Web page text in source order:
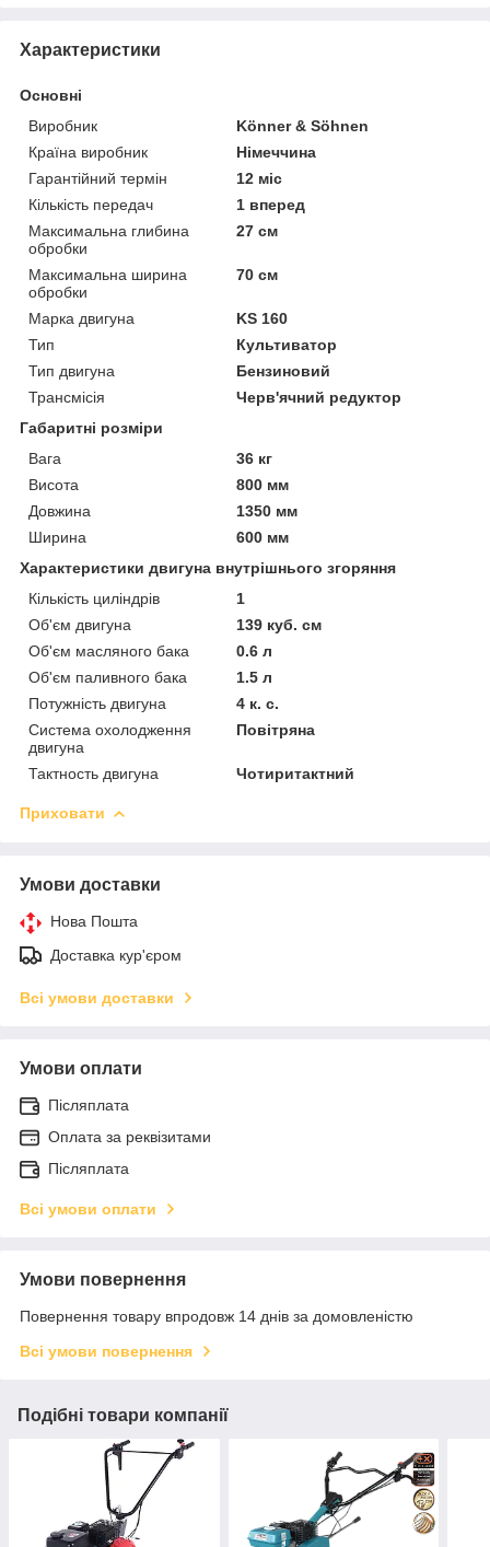
Характеристики
Основні
Виробник
Könner & Söhnen
Країна виробник
Німеччина
Гарантійний термін
12 міс
Кількість передач
1 вперед
Максимальна глибина
обробки
27 см
Максимальна ширина
обробки
70 см
Марка двигуна
KS 160
Тип
Культиватор
Тип двигуна
Бензиновий
Трансмісія
Черв'ячний редуктор
Габаритні розміри
Вага
36 кг
Висота
800 мм
Довжина
1350 мм
Ширина
600 мм
Характеристики двигуна внутрішнього згоряння
Кількість циліндрів
1
Об'єм двигуна
139 куб. см
Об'єм масляного бака
0.6 л
Об'єм паливного бака
1.5 л
Потужність двигуна
4 к. с.
Система охолодження
двигуна
Повітряна
Тактность двигуна Чотиритактний
Приховати
Умови доставки
Нова Пошта
Доставка кур'єром
Всі умови доставки
Умови оплати
Післяплата
Оплата за реквізитами
Післяплата
Всі умови оплати
Умови повернення
Повернення товару впродовж 14 днів за домовленістю
Всі умови повернення
Подібні товари компанії